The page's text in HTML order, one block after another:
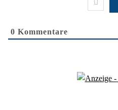
0 Kommentare